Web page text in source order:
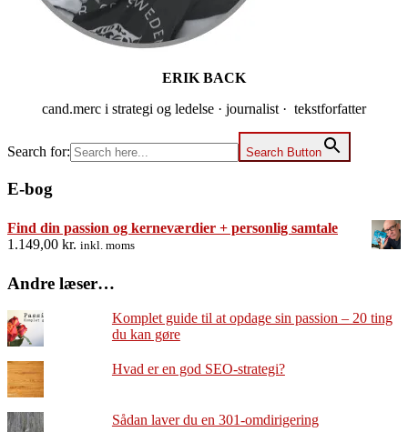
ERIK BACK
cand.merc i strategi og ledelse · journalist · tekstforfatter
Search for: Search Button
E-bog
Find din passion og kerneværdier + personlig samtale
1.149,00 kr. inkl. moms
Andre læser…
Komplet guide til at opdage sin passion – 20 ting
du kan gøre
Hvad er en god SEO-strategi?
Sådan laver du en 301-omdirigering